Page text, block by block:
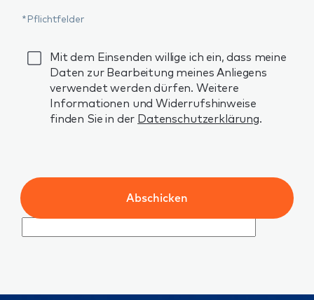
*Pflichtfelder
GDPRMit dem Einsenden willige ich ein, dass meine
Daten zur Bearbeitung meines Anliegens
verwendet werden dürfen. Weitere
Informationen und Widerrufshinweise
finden Sie in der Datenschutzerklärung.
Abschicken